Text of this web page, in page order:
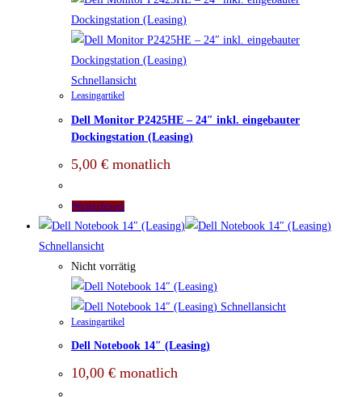
Schnellansicht
Leasingartikel
Dell Monitor P2425HE – 24″ inkl. eingebauter
Dockingstation (Leasing)
5,00 € monatlich
Weiterlesen
Schnellansicht
Nicht vorrätig
Schnellansicht
Leasingartikel
Dell Notebook 14″ (Leasing)
10,00 € monatlich